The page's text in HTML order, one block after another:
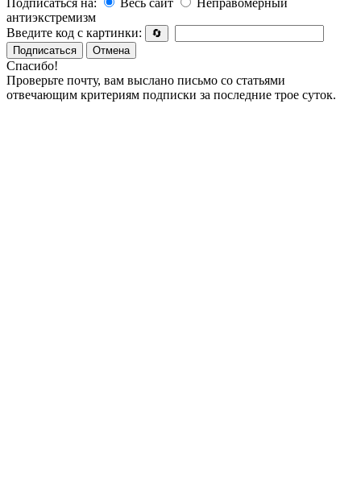
Подписаться на:
Весь сайт
Неправомерный
антиэкстремизм
Введите код с картинки:
🔄
Подписаться
Отмена
Спасибо!
Проверьте почту, вам выслано письмо со статьями
отвечающим критериям подписки за последние трое суток.